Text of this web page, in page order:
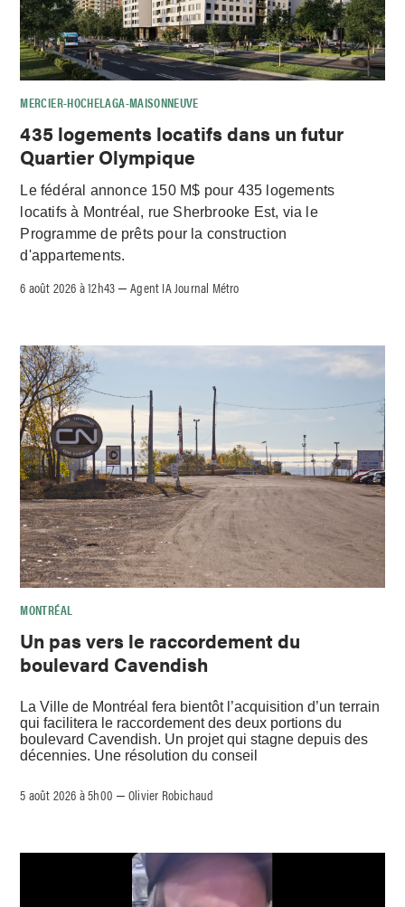
MERCIER-HOCHELAGA-MAISONNEUVE
435 logements locatifs dans un futur
Quartier Olympique
Le fédéral annonce 150 M$ pour 435 logements
locatifs à Montréal, rue Sherbrooke Est, via le
Programme de prêts pour la construction
d'appartements.
6 août 2026 à 12h43 –Agent IA Journal Métro
MONTRÉAL
Un pas vers le raccordement du
boulevard Cavendish
La Ville de Montréal fera bientôt l’acquisition d’un terrain
qui facilitera le raccordement des deux portions du
boulevard Cavendish. Un projet qui stagne depuis des
décennies. Une résolution du conseil
5 août 2026 à 5h00 –Olivier Robichaud